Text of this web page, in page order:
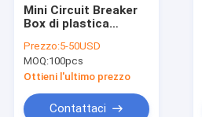
Mini Circuit Breaker
Box di plastica
distribuzione di 40
modi
Prezzo:5-50USD
MOQ:100pcs
Ottieni l'ultimo prezzo
Contattaci